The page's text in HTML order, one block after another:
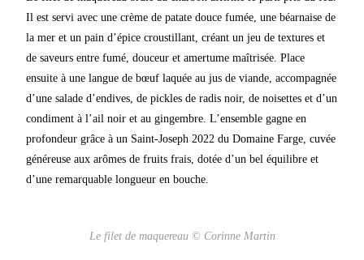
Il est servi avec une crème de patate douce fumée, une béarnaise de
la mer et un pain d’épice croustillant, créant un jeu de textures et
de saveurs entre fumé, douceur et amertume maîtrisée. Place
ensuite à une langue de bœuf laquée au jus de viande, accompagnée
d’une salade d’endives, de pickles de radis noir, de noisettes et d’un
condiment à l’ail noir et au gingembre. L’ensemble gagne en
profondeur grâce à un Saint-Joseph 2022 du Domaine Farge, cuvée
généreuse aux arômes de fruits frais, dotée d’un bel équilibre et
d’une remarquable longueur en bouche.
Le filet de maquereau © Corinne Martin